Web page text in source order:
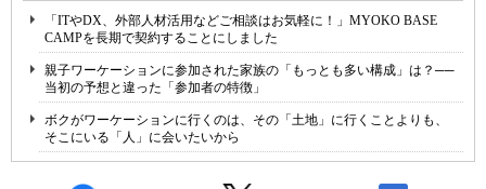
「ITやDX、外部人材活用などご相談はお気軽に！」MYOKO BASE
CAMPを長期で契約することにしました
親子ワーケーションに参加された家族の「もっとも多い構成」は？──
当初の予想と違った「参加者の特徴」
ボクがワーケーションに行くのは、その「土地」に行くことよりも、
そこにいる「人」に会いたいから